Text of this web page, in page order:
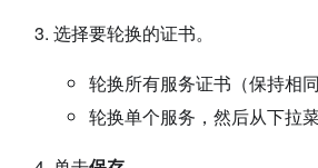
选择要轮换的证书。
轮换所有服务证书（保持相同
轮换单个服务，然后从下拉